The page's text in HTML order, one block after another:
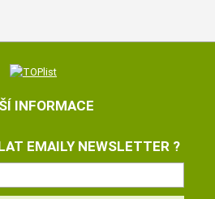
INFORMACE
EMAILY NEWSLETTER ?